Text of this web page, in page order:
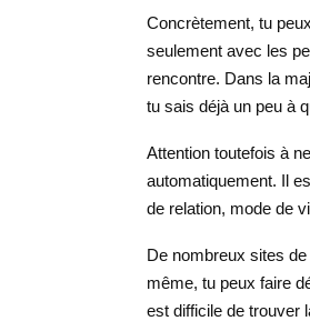
Concrètement, tu
seulement avec les
rencontre. Dans la
tu sais déjà un peu à
Attention toutefois à
automatiquement. Il
de relation, mode de
De nombreux sites
même, tu peux faire
est difficile de trouver